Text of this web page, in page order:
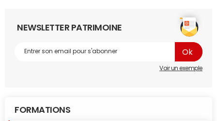
NEWSLETTER PATRIMOINE
Voir un exemple
FORMATIONS